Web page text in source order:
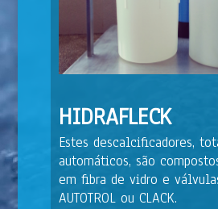
HIDRAFLECK
Estes descalcificadores,
automáticos, são
em fibra de vidro e
AUTOTROL ou CLACK.